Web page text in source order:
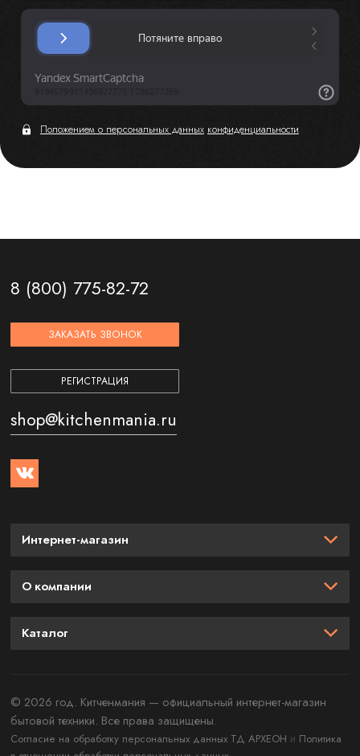
Положением о персональных данных конфиденциальности
8 (800) 775-82-72
ЗАКАЗАТЬ ЗВОНОК
РЕГИСТРАЦИЯ
shop@kitchenmania.ru
Интернет-магазин
О компании
Каталог
© 2026 год. Китченмания — официальный интернет-магазин
бытовой техники. Все права защищены.
Согласие на обработку персональных данных ТД АРХЕОН и Политика